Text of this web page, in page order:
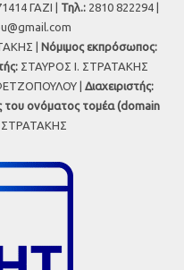
ΓΑΖΙ | Τηλ.: 2810 822294 |
| Νόμιμος εκπρόσωπος:
ΣΤΑΥΡΟΣ Ι. ΣΤΡΑΤΑΚΗΣ
| Διαχειριστής:
του ονόματος τομέα (domain